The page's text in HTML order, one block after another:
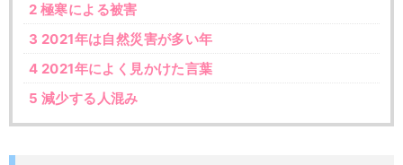
2 極寒による被害
3 2021年は自然災害が多い年
4 2021年によく見かけた言葉
5 減少する人混み